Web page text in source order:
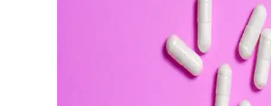
CURSOS REALIZADOS
ODONTOFLASH